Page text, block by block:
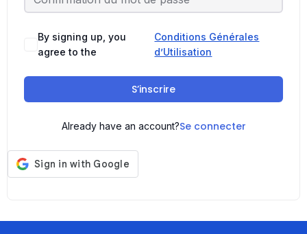
By signing up, you
agree to the
Conditions Générales
d’Utilisation
S’inscrire
Already have an account?Se connecter